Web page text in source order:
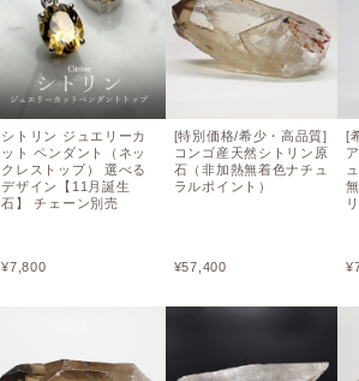
シトリン ジュエリーカ
ット ペンダント（ネッ
クレストップ） 選べる
デザイン【11月誕生
石】 チェーン別売
¥7,800
[特別価格/希少・高品質]
コンゴ産天然シトリン原
石（非加熱無着色ナチュ
ラルポイント）
¥57,400
[
¥